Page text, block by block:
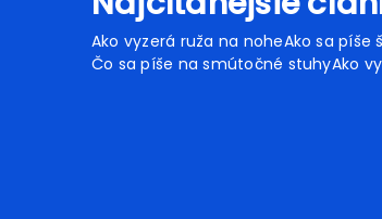
Ako vyzerá ruža na noheAko sa píše
Čo sa píše na smútočné stuhyAko